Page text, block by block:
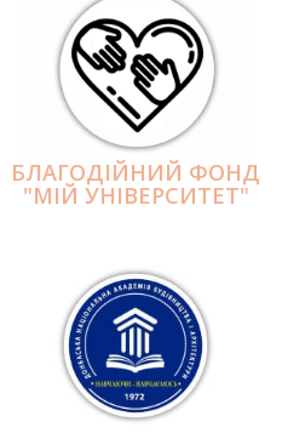
БЛАГОДІЙНИЙ ФОНД
"МІЙ УНІВЕРСИТЕТ"